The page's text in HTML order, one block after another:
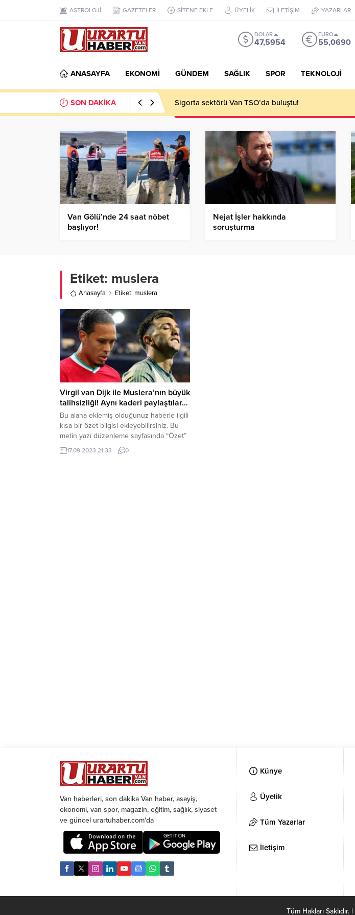
ASTROLOJİ GAZETELER SİTENE EKLE ÜYELİK İLETİŞİM YAZARLAR
DOLAR
47,5954
EURO
55,0690
ANASAYFA EKONOMİ GÜNDEM SAĞLIK SPOR TEKNOLOJİ
SON DAKİKA Sigorta sektörü Van TSO’da buluştu!
Van Gölü’nde 24 saat nöbet
başlıyor!
Nejat İşler hakkında
soruşturma
Etiket: muslera
Anasayfa Etiket: muslera
Virgil van Dijk ile Muslera’nın büyük
talihsizliği! Aynı kaderi paylaştılar…
Bu alana eklemiş olduğunuz haberle ilgili
kısa bir özet bilgisi ekleyebilirsiniz. Bu
metin yazı düzenleme sayfasında “Özet”
bölümünden eklenebilir. Özet
eklenmişse başlık altında kalın olarak bu
17.09.2023 21:33 0
Van haberleri, son dakika Van haber, asayiş,
ekonomi, van spor, magazin, eğitim, sağlık, siyaset
ve güncel urartuhaber.com'da
Künye
Üyelik
Tüm Yazarlar
İletişim
Tüm Hakları Saklıdır. |